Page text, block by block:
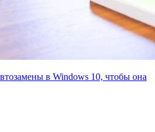
в Windows 10, чтобы она